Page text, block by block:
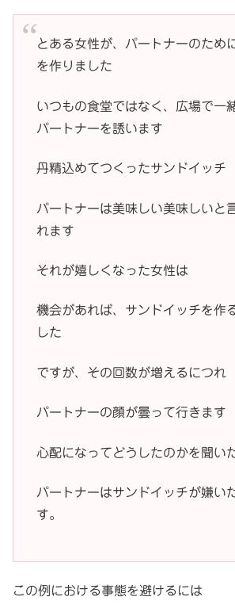
とある女性が、パートナーのため
を作りました
いつもの食堂ではなく、広場で一
パートナーを誘います
丹精込めてつくったサンドイッチ
パートナーは美味しい美味しいと
れます
それが嬉しくなった女性は
機会があれば、サンドイッチを作
した
ですが、その回数が増えるにつれ
パートナーの顔が曇って行きます
心配になってどうしたのかを聞い
パートナーはサンドイッチが嫌い
す。
この例における事態を避けるには